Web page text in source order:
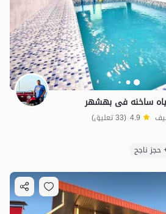
ساخنه فی بهشهر
4.9 (33 تعليق)